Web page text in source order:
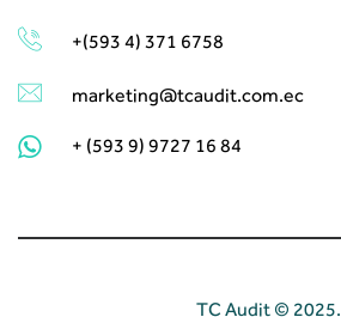
+(593 4) 371 6758
marketing@tcaudit.com.ec
+ (593 9) 9727 16 84
TC Audit © 2025.